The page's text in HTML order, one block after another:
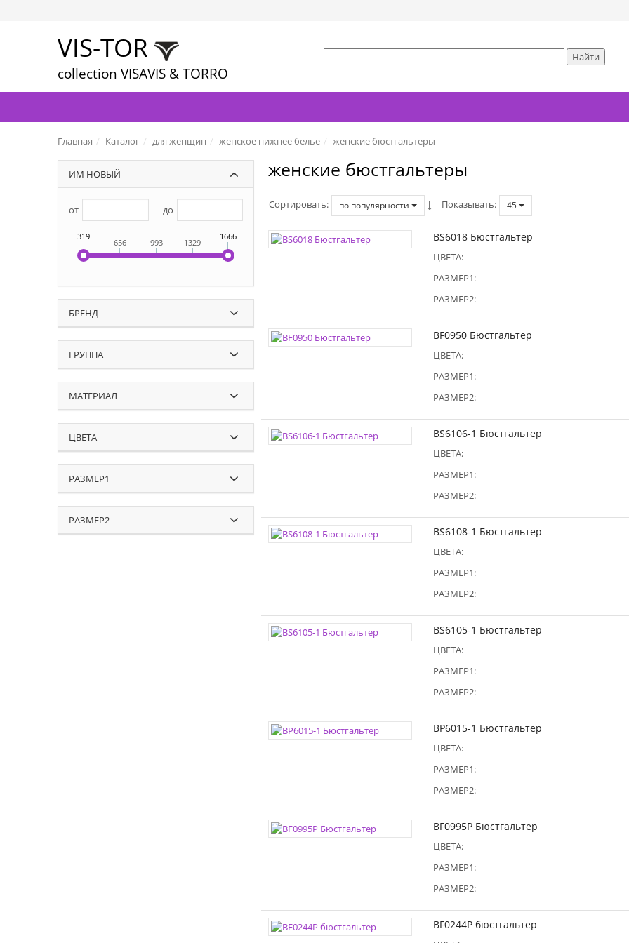
VIS-TOR
collection VISAVIS & TORRO
Главная Каталог для женщин женское нижнее белье женские бюстгальтеры
женские бюстгальтеры
ИМ НОВЫЙ
от до
319
656 993 1329
1666
БРЕНД
ГРУППА
МАТЕРИАЛ
ЦВЕТА
РАЗМЕР1
РАЗМЕР2
Сортировать по популярности Показывать 45
BS6018 Бюстгальтер
ЦВЕТА:
РАЗМЕР1:
РАЗМЕР2:
BF0950 Бюстгальтер
ЦВЕТА:
РАЗМЕР1:
РАЗМЕР2:
BS6106-1 Бюстгальтер
ЦВЕТА:
РАЗМЕР1:
РАЗМЕР2:
BS6108-1 Бюстгальтер
ЦВЕТА:
РАЗМЕР1:
РАЗМЕР2:
BS6105-1 Бюстгальтер
ЦВЕТА:
РАЗМЕР1:
РАЗМЕР2:
BP6015-1 Бюстгальтер
ЦВЕТА:
РАЗМЕР1:
РАЗМЕР2:
BF0995P Бюстгальтер
ЦВЕТА:
РАЗМЕР1:
РАЗМЕР2:
BF0244P бюстгальтер